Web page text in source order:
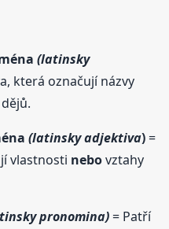
(latinsky
která označují názvy
(latinsky adjektiva)=
vlastnosti nebovztahy
pronomina)= Patří